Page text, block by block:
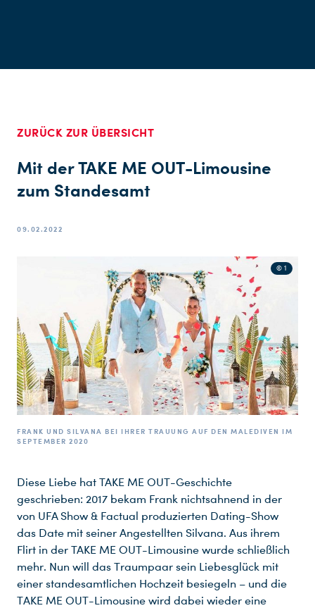
ZURÜCK ZUR ÜBERSICHT
Mit der TAKE ME OUT-Limousine
zum Standesamt
09.02.2022
© 1
FRANK UND SILVANA BEI IHRER TRAUUNG AUF DEN MALEDIVEN IM
SEPTEMBER 2020
Diese Liebe hat TAKE ME OUT-Geschichte
geschrieben: 2017 bekam Frank nichtsahnend in der
von UFA Show & Factual produzierten Dating-Show
das Date mit seiner Angestellten Silvana. Aus ihrem
Flirt in der TAKE ME OUT-Limousine wurde schließlich
mehr. Nun will das Traumpaar sein Liebesglück mit
einer standesamtlichen Hochzeit besiegeln – und die
TAKE ME OUT-Limousine wird dabei wieder eine